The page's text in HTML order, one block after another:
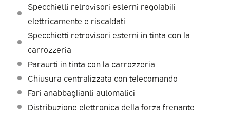
Specchietti retrovisori esterni regolabili
elettricamente e riscaldati
Specchietti retrovisori esterni in tinta con la
carrozzeria
Paraurti in tinta con la carrozzeria
Chiusura centralizzata con telecomando
Fari anabbaglianti automatici
Distribuzione elettronica della forza frenante